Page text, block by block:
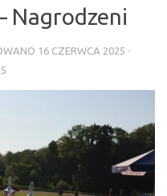
Nagrodzeni
16 CZERWCA 2025 ·